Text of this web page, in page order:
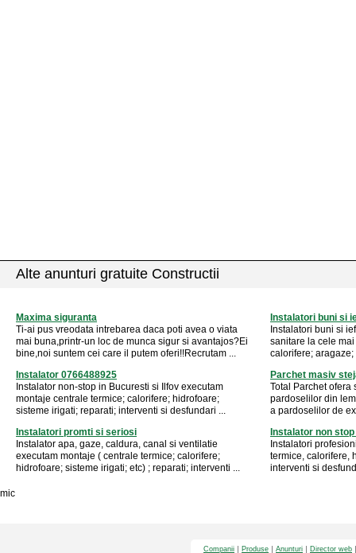
Alte anunturi gratuite Constructii
Maxima siguranta
Ti-ai pus vreodata intrebarea daca poti avea o viata
mai buna,printr-un loc de munca sigur si avantajos?Ei
bine,noi suntem cei care il putem oferi!!Recrutam ...
Instalatori buni si
Instalatori buni si
sanitare la cele
calorifere; aragaze;
Instalator 0766488925
Instalator non-stop in Bucuresti si Ilfov executam
montaje centrale termice; calorifere; hidrofoare;
sisteme irigati; reparati; interventi si desfundari ...
Parchet masiv
Total Parchet
pardoselilor din
a pardoselilor de
Instalatori promti si seriosi
Instalator apa, gaze, caldura, canal si ventilatie
executam montaje ( centrale termice; calorifere;
hidrofoare; sisteme irigati; etc) ; reparati; interventi ...
Instalator non
Instalatori
termice, calorifere,
interventi si
mic
Companii Produse Anunturi Director web